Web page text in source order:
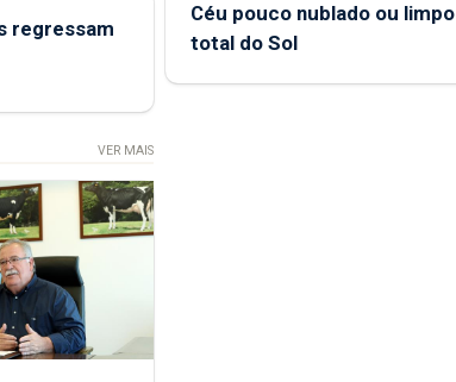
regressam
VER MAIS
Céu pouco nublado ou
total do Sol